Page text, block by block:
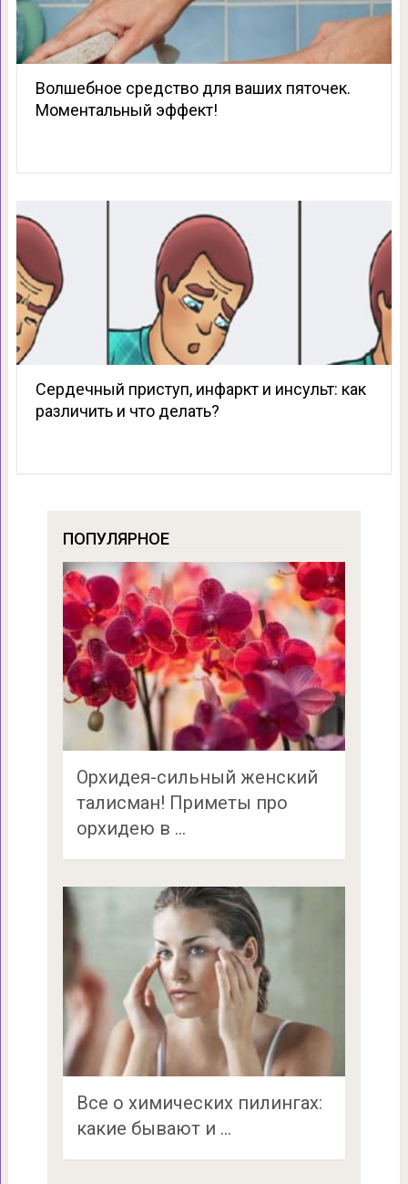
Волшебное средство для ваших пяточек.
Моментальный эффект!
Сердечный приступ, инфаркт и инсульт: как
различить и что делать?
ПОПУЛЯРНОЕ
Орхидея-сильный женский
талисман! Приметы про
орхидею в …
Все о химических пилингах:
какие бывают и …